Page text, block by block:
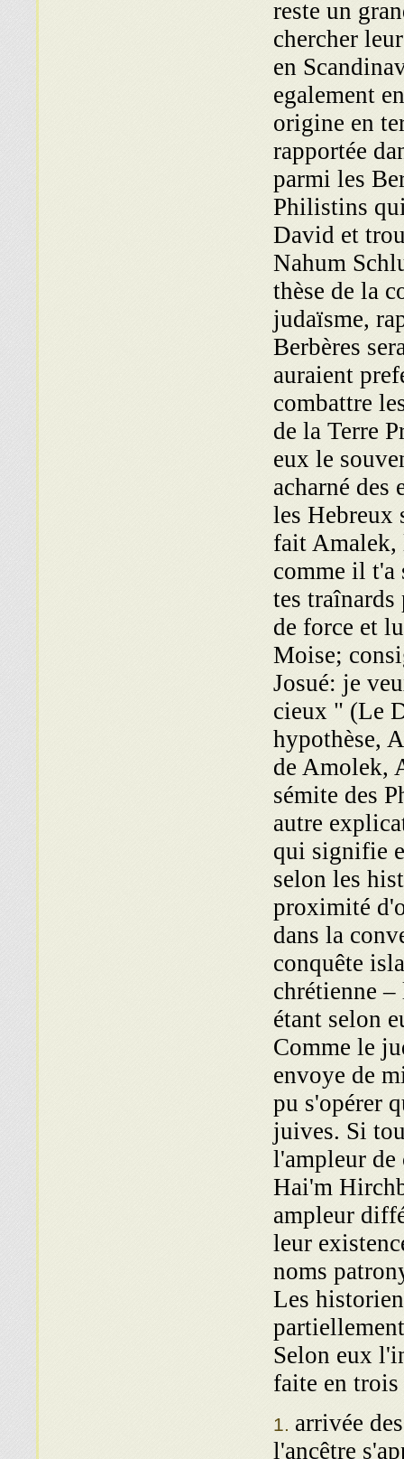
reste un
chercher
en
egalement
origine en
rapportée
parmi les
Philistins
David et
Nahum
thèse de la
judaïsme,
Berbères
auraient
combattre
de la Terre
eux le
acharné des
les Hebreux
fait Amalek,
comme il t'a
tes
de force et
Moise;
Josué: je
cieux " (Le
hypothèse,
de Amolek,
sémite des
autre
qui signifie
selon les
proximité
dans la
conquête
chrétienne
étant selon
Comme le
envoye de
pu s'opérer
juives. Si
l'ampleur de
Hai'm
ampleur
leur
noms
Les
Selon eux
faite en trois
arrivée
l'ancêtre